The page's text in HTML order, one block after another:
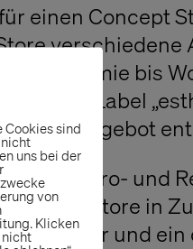
einen Concept
verschiedene
Gastronomie bis
Fashion Label
Angebot
Bistro- und
Store in
Bar und
Cookies sind
uns bei der
von
Klicken
nicht